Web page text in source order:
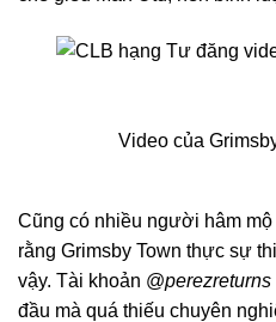
Video của
Cũng có nhiều người hâm
rằng Grimsby Town thực sự
vậy. Tài khoản @perezreturns
đầu mà quá thiếu chuyên